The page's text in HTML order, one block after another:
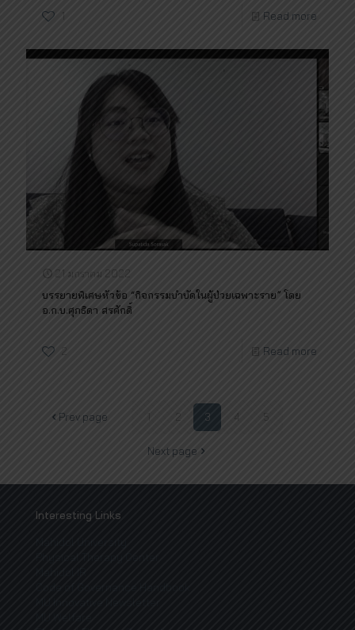
1 Read more
21 มกราคม 2022
บรรยายพิเศษหัวข้อ “กิจกรรมบำบัดในผู้ป่วยเฉพาะราย” โดย
อ.ก.บ.ศุภธิดา สรศักดิ์
2 Read more
Prev page 1 2 3 4 5
Next page
Interesting Links